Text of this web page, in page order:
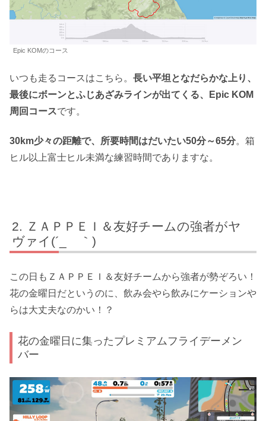
Epic KOMのコース
いつも走るコースはこちら。 長い平坦となだらかな上り、
最後にボーンとふじあざみラインが出てくる、Epic KOM
周回コースです。
30km少々の距離で、所要時間はだいたい50分～65分。箱
ヒル以上富士ヒル未満な練習時間でありますな。
ＺＡＰＰＥＩ＆友好チームの強者がヤ
ヴァイ(´_ゝ｀)
この日もＺＡＰＰＥＩ＆友好チームから強者が勢ぞろい！
花の金曜日だというのに、飲み会やら飲みにケーションや
らは大丈夫なのかい！？
花の金曜日に集ったプレミアムフライデーメン
バー